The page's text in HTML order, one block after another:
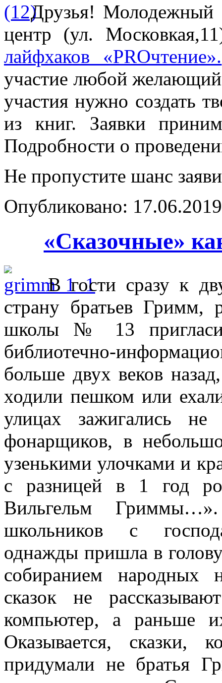
Друзья! Молодежный
центр (ул.
лайфхаков «PROчтение».
участие любой желающий
участия нужно создать
из книг. Заявки
Подробности о
Не пропустите шанс
Опубликовано:
«Сказочные»
В гости сразу к
страну братьев Гримм,
школы № 13
библиотечно-
больше двух веков
ходили пешком или
улицах зажигались
фонарщиков, в
узенькими улочками и
с разницей в 1 год
Вильгельм
школьников с
однажды пришла в голову
собиранием народных
сказок не
компьютер, а раньше
Оказывается,
придумали не братья